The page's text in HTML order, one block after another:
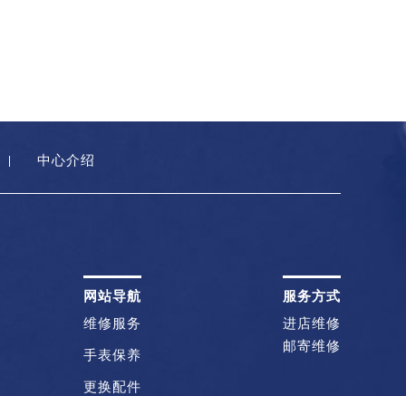
中心介绍
网站导航
维修服务
手表保养
更换配件
服务方式
进店维修
邮寄维修